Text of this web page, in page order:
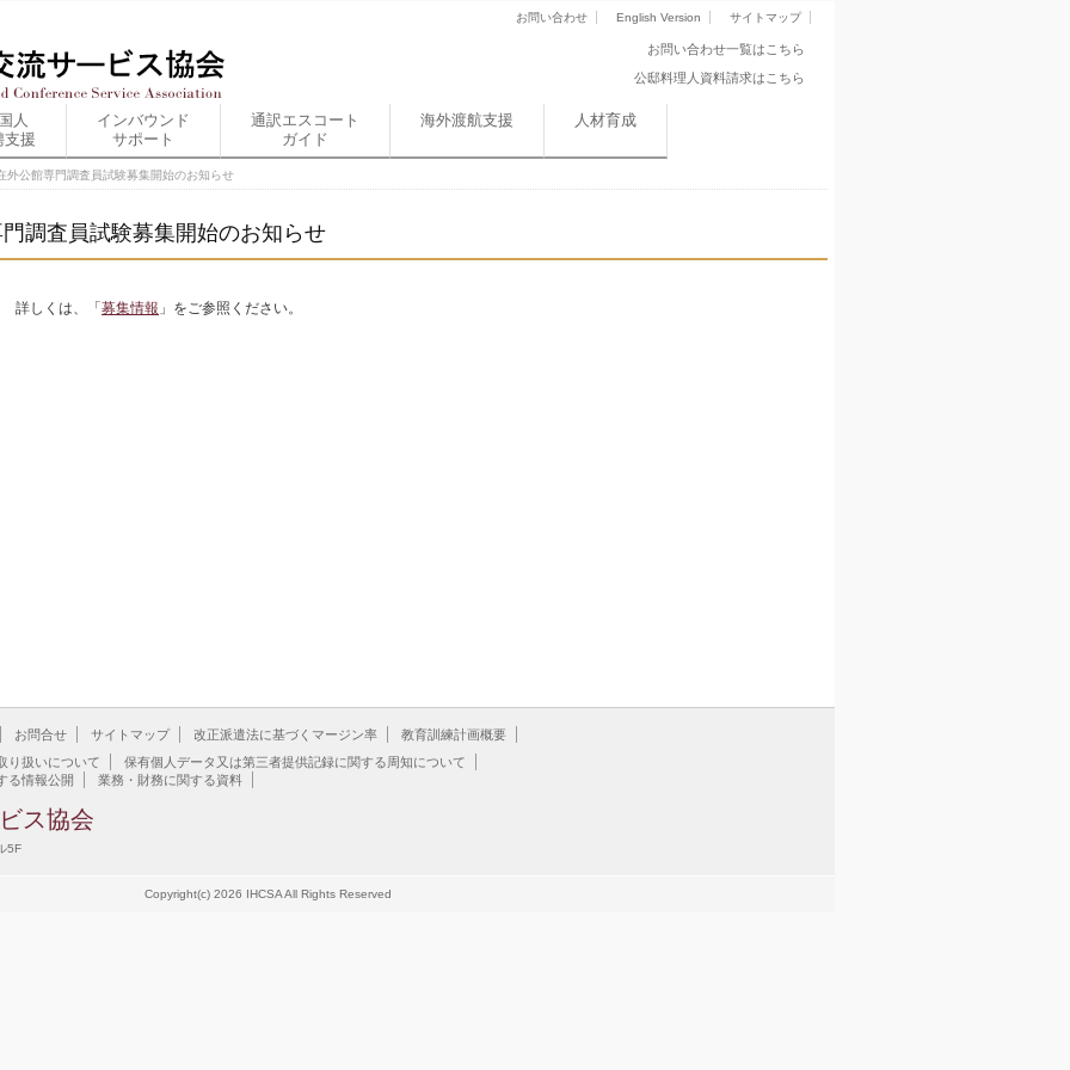
お問い合わせ一覧はこちら
公邸料理人資料請求はこちら
お問い合わせ English Version サイトマップ
人
支援
インバウンド
サポート
通訳エスコート
ガイド
海外渡航支援 人材育成
外公館専門調査員試験募集開始のお知らせ
調査員試験募集開始のお知らせ
詳しくは、「 募集情報 」をご参照ください。
お問合せ サイトマップ 改正派遣法に基づくマージン率
教育訓練計画概要
り扱いについて
保有個人データ又は第三者提供記録に関する周知について
る情報公開
業務・財務に関する資料
ス協会
5F
Copyright(c) 2026 IHCSA All Rights Reserved